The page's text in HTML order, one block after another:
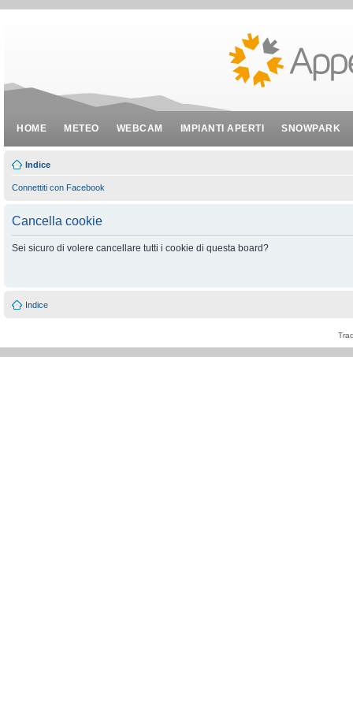
HOME METEO WEBCAM IMPIANTI APERTI SNOWPARK
Indice
Connettiti con Facebook
Cancella cookie
Sei sicuro di volere cancellare tutti i cookie di questa board?
Indice